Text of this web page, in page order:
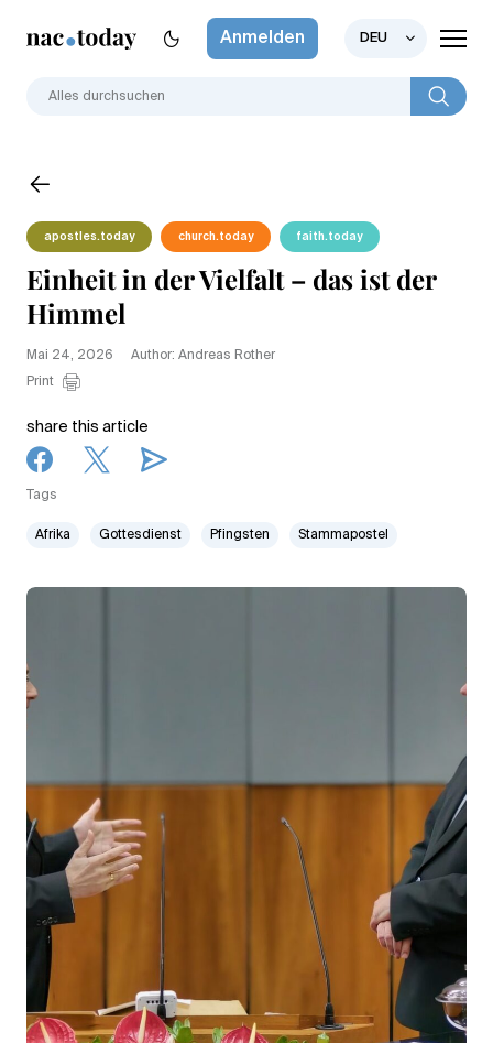
Anmelden DEU
apostles.today church.today faith.today
Einheit in der Vielfalt – das ist der
Himmel
Mai 24, 2026
Author: Andreas Rother
Print
share this article
Tags
Afrika Gottesdienst Pfingsten Stammapostel